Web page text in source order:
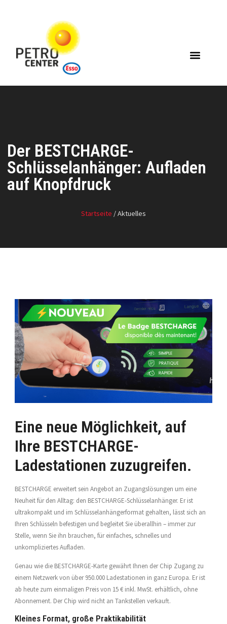
Der BESTCHARGE-
Schlüsselanhänger: Aufladen
auf Knopfdruck
Startseite / Aktuelles
Eine neue Möglichkeit, auf
Ihre BESTCHARGE-
Ladestationen zuzugreifen.
BESTCHARGE erweitert sein Angebot an Zugangslösungen um eine
Neuheit für den Alltag: den BESTCHARGE-Schlüsselanhänger. Er ist
ultrakompakt und im Schlüsselanhängerformat gehalten, lässt sich an
Ihren Schlüsseln befestigen und begleitet Sie überallhin – immer zur
Stelle, wenn Sie ihn brauchen, für einfaches, schnelles und
unkompliziertes Aufladen.
Genau wie die BESTCHARGE-Karte gewährt Ihnen der Chip Zugang zu
einem Netzwerk von über 950.000 Ladestationen in ganz Europa. Er ist
ab heute zum einmaligen Preis von 15 € inkl. MwSt. erhältlich, ohne
Abonnement. Der Chip wird nicht an Tankstellen verkauft.
Kleines Format, große Praktikabilität